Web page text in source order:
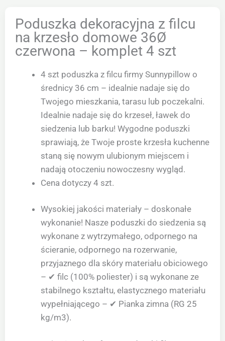
Poduszka dekoracyjna z filcu
na krzesło domowe 36Ø
czerwona – komplet 4 szt
4 szt poduszka z filcu firmy Sunnypillow o
średnicy 36 cm – idealnie nadaje się do
Twojego mieszkania, tarasu lub poczekalni.
Idealnie nadaje się do krzeseł, ławek do
siedzenia lub barku! Wygodne poduszki
sprawiają, że Twoje proste krzesła kuchenne
staną się nowym ulubionym miejscem i
nadają otoczeniu nowoczesny wygląd.
Cena dotyczy 4 szt.
Wysokiej jakości materiały – doskonałe
wykonanie! Nasze poduszki do siedzenia są
wykonane z wytrzymałego, odpornego na
ścieranie, odpornego na rozerwanie,
przyjaznego dla skóry materiału obiciowego
– ✔ filc (100% poliester) i są wykonane ze
stabilnego kształtu, elastycznego materiału
wypełniającego – ✔ Pianka zimna (RG 25
kg/m3).